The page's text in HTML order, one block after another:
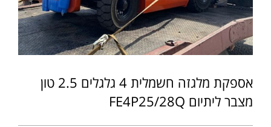
אספקת מלגזה חשמלית 4 גלגלים 2.5 טון
מצבר ליתיום FE4P25/28Q